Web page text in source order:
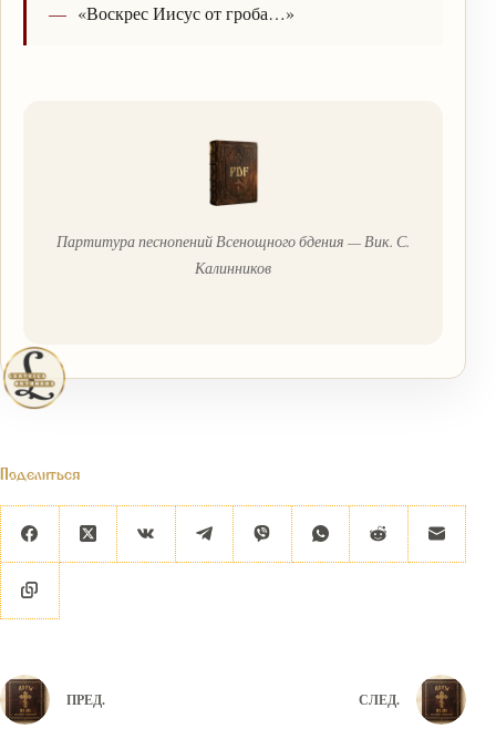
«Воскрес Иисус от гроба…»
Партитура песнопений Всенощного бдения — Вик. С.
Калинников
Поделиться
ПРЕД. СЛЕД.